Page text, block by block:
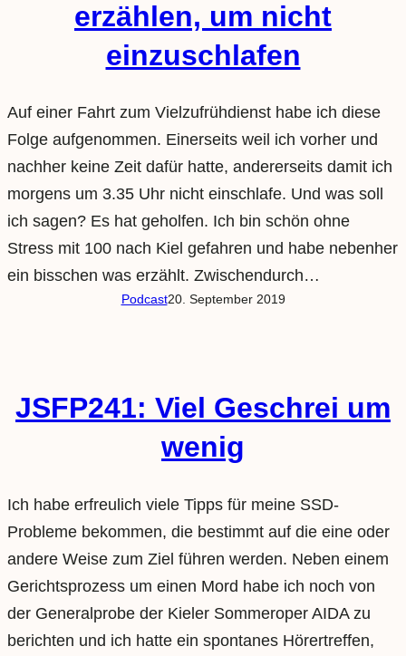
erzählen, um nicht
einzuschlafen
Auf einer Fahrt zum Vielzufrühdienst habe ich diese
Folge aufgenommen. Einerseits weil ich vorher und
nachher keine Zeit dafür hatte, andererseits damit ich
morgens um 3.35 Uhr nicht einschlafe. Und was soll
ich sagen? Es hat geholfen. Ich bin schön ohne
Stress mit 100 nach Kiel gefahren und habe nebenher
ein bisschen was erzählt. Zwischendurch…
Podcast20. September 2019
JSFP241: Viel Geschrei um
wenig
Ich habe erfreulich viele Tipps für meine SSD-
Probleme bekommen, die bestimmt auf die eine oder
andere Weise zum Ziel führen werden. Neben einem
Gerichtsprozess um einen Mord habe ich noch von
der Generalprobe der Kieler Sommeroper AIDA zu
berichten und ich hatte ein spontanes Hörertreffen,